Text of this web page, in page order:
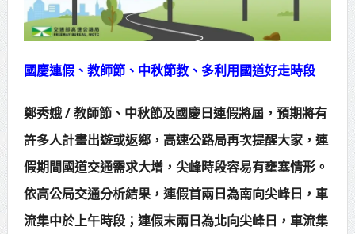
新竹市郵局愛目標改善獨居長者居
住環境
歷史建築原台中州農會田中倉庫 4棟
日式穀倉重現風華
高雄航太業超前布局NADCAP新版
認證 19名學員完成化學製程進階培訓
新冠就醫暴增7成單週1.8萬人62例
重症創新高
國慶連假、教師節、中秋節教、多利用國道好走時段
鄭秀娥 / 教師節、中秋節及國慶日連假將屆，預期將有
許多人計畫出遊或返鄉，高速公路局再次提醒大家，連
假期間國道交通需求大增，尖峰時段容易有壅塞情形。
依高公局交通分析結果，連假首兩日為南向尖峰日，車
流集中於上午時段；連假末兩日為北向尖峰日，車流集